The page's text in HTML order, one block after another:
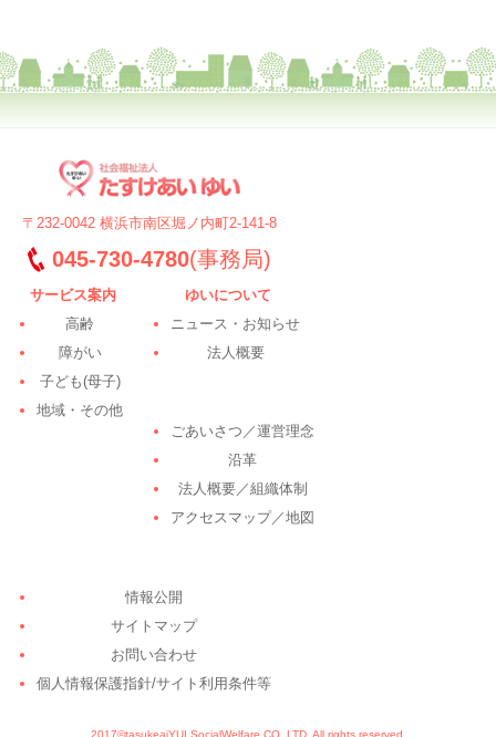
稿
ゲ
ー
シ
ョ
ン
〒232-0042 横浜市南区堀ノ内町2-141-8
045-730-4780(事務局)
サービス案内
高齢
障がい
子ども(母子)
地域・その他
ゆいについて
ニュース・お知らせ
法人概要
ごあいさつ／運営理念
沿革
法人概要／組織体制
アクセスマップ／地図
情報公開
サイトマップ
お問い合わせ
個人情報保護指針/サイト利用条件等
2017©tasukeaiYUI SocialWelfare CO.,LTD. All rights reserved.